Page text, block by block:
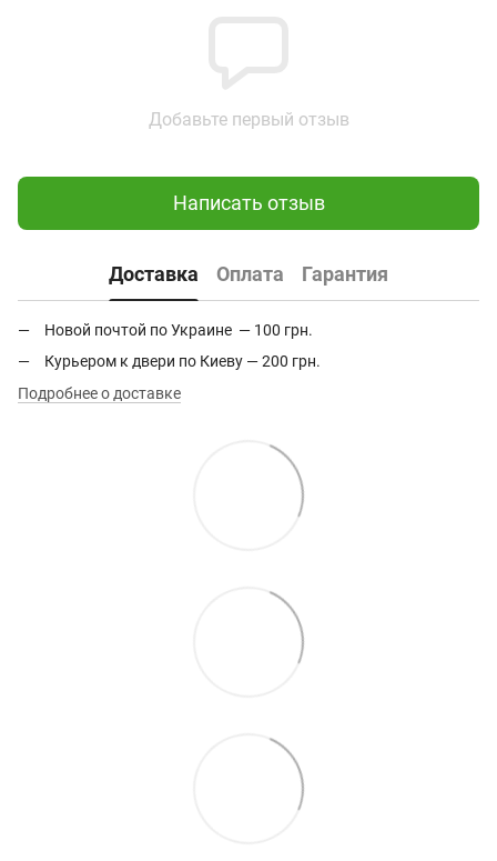
Добавьте первый отзыв
Написать отзыв
Доставка Оплата Гарантия
Новой почтой по Украине — 100 грн.
Курьером к двери по Киеву — 200 грн.
Подробнее о доставке